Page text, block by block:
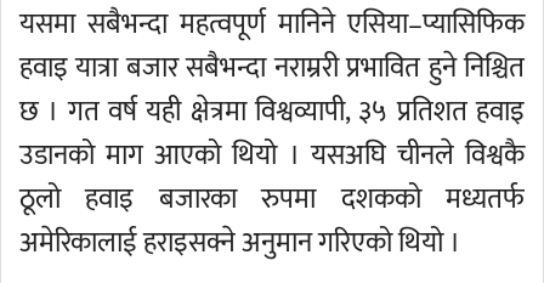
यसमा सबैभन्दा महत्वपूर्ण मानिने एसिया–प्यासिफिक
हवाइ यात्रा बजार सबैभन्दा नराम्ररी प्रभावित हुने निश्चित
छ । गत वर्ष यही क्षेत्रमा विश्वव्यापी, ३५ प्रतिशत हवाइ
उडानको माग आएको थियो । यसअघि चीनले विश्वकै
ठूलो हवाइ बजारका रुपमा दशकको मध्यतर्फ
अमेरिकालाई हराइसक्ने अनुमान गरिएको थियो ।